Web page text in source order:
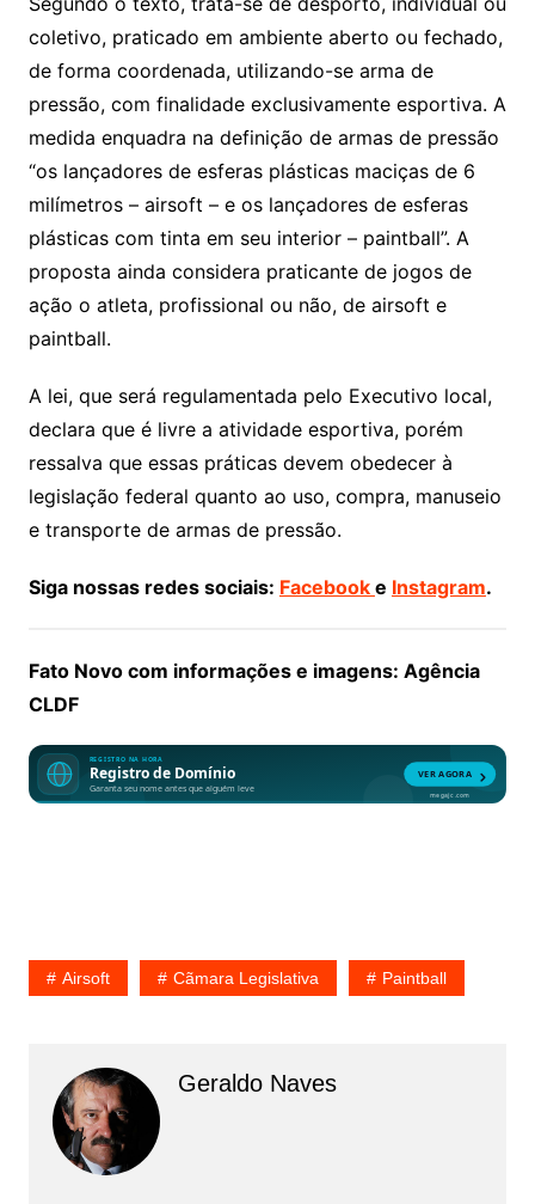
coletivo, praticado em ambiente aberto ou fechado,
de forma coordenada, utilizando-se arma de
pressão, com finalidade exclusivamente esportiva. A
medida enquadra na definição de armas de pressão
“os lançadores de esferas plásticas maciças de 6
milímetros – airsoft – e os lançadores de esferas
plásticas com tinta em seu interior – paintball”. A
proposta ainda considera praticante de jogos de
ação o atleta, profissional ou não, de airsoft e
paintball.
A lei, que será regulamentada pelo Executivo local,
declara que é livre a atividade esportiva, porém
ressalva que essas práticas devem obedecer à
legislação federal quanto ao uso, compra, manuseio
e transporte de armas de pressão.
Siga nossas redes sociais: Facebook e Instagram.
Fato Novo com informações e imagens: Agência
CLDF
Airsoft Cãmara Legislativa Paintball
Geraldo Naves